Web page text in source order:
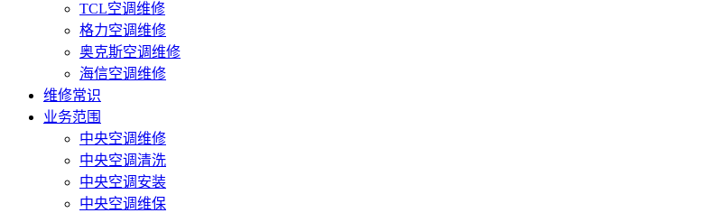
TCL空调维修
格力空调维修
奥克斯空调维修
海信空调维修
维修常识
业务范围
中央空调维修
中央空调清洗
中央空调安装
中央空调维保